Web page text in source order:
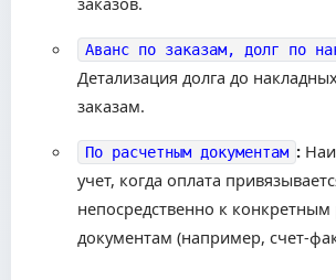
Аванс по заказам, долг по
Детализация долга до
заказам.
По расчетным документам :
учет, когда оплата
непосредственно к
документам (например, счет-